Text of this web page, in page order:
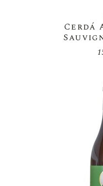
Cerdá